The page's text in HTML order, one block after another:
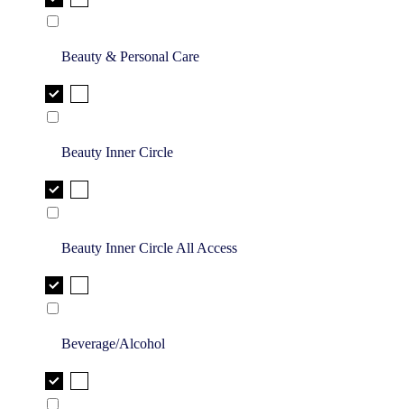
Beauty & Personal Care
Beauty Inner Circle
Beauty Inner Circle All Access
Beverage/Alcohol